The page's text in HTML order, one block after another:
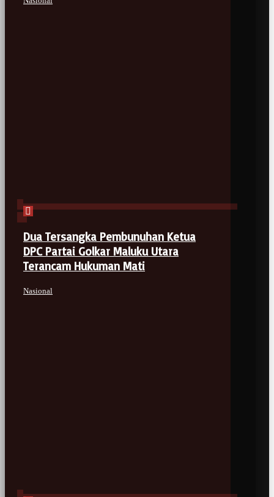
Dua Tersangka Pembunuhan Ketua
DPC Partai Golkar Maluku Utara
Terancam Hukuman Mati
Nasional